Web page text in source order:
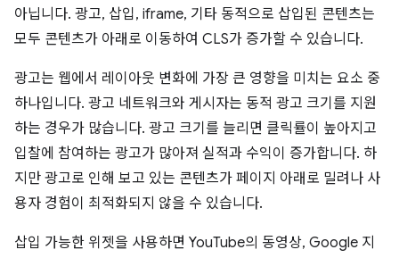
아닙니다. 광고, 삽입, iframe, 기타 동적으로 삽입된 콘텐츠는
모두 콘텐츠가 아래로 이동하여 CLS가 증가할 수 있습니다.
광고는 웹에서 레이아웃 변화에 가장 큰 영향을 미치는 요소 중
하나입니다. 광고 네트워크와 게시자는 동적 광고 크기를 지원
하는 경우가 많습니다. 광고 크기를 늘리면 클릭률이 높아지고
입찰에 참여하는 광고가 많아져 실적과 수익이 증가합니다. 하
지만 광고로 인해 보고 있는 콘텐츠가 페이지 아래로 밀려나 사
용자 경험이 최적화되지 않을 수 있습니다.
삽입 가능한 위젯을 사용하면 YouTube의 동영상, Google 지